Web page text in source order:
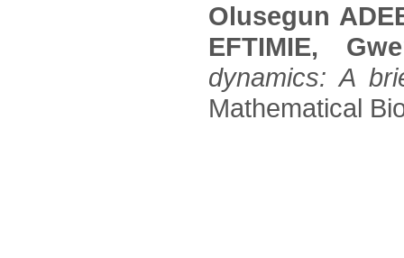
Olusegun
EFTIMIE,
dynamics: A
Mathematical